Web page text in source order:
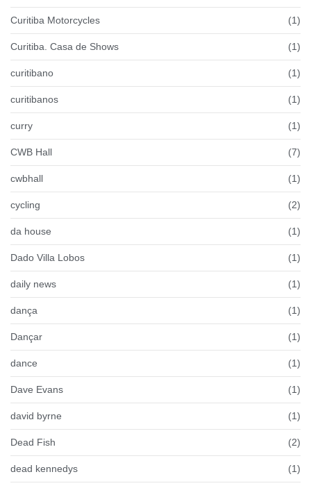
Curitiba Motorcycles (1)
Curitiba. Casa de Shows (1)
curitibano (1)
curitibanos (1)
curry (1)
CWB Hall (7)
cwbhall (1)
cycling (2)
da house (1)
Dado Villa Lobos (1)
daily news (1)
dança (1)
Dançar (1)
dance (1)
Dave Evans (1)
david byrne (1)
Dead Fish (2)
dead kennedys (1)